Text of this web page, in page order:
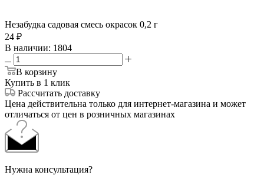
Незабудка садовая смесь окрасок 0,2 г
24 ₽
В наличии: 1804
В корзину
Купить в 1 клик
Рассчитать доставку
Цена действительна только для интернет-магазина и может
отличаться от цен в розничных магазинах
Нужна консультация?